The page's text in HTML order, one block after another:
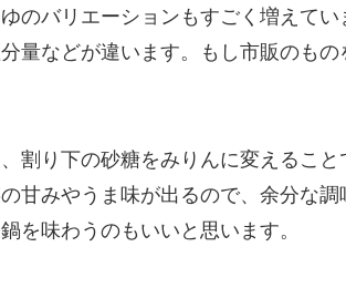
のバリエーションもすごく増えて
量などが違います。もし市販のも
割り下の砂糖をみりんに変えるこ
甘みやうま味が出るので、余分な
を味わうのもいいと思います。